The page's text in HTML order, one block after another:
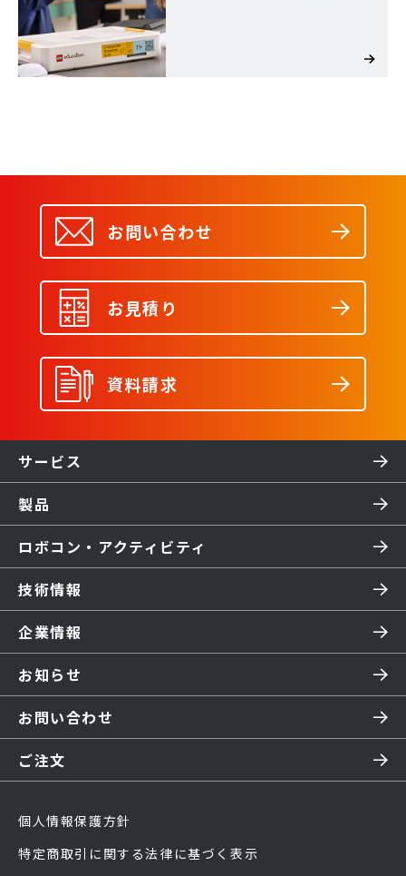
お問い合わせ
お見積り
資料請求
サービス
製品
ロボコン・アクティビティ
技術情報
企業情報
お知らせ
お問い合わせ
ご注文
個人情報保護方針
特定商取引に関する法律に基づく表示